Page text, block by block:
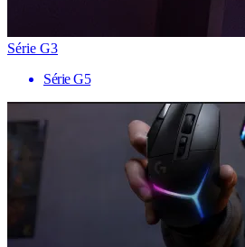
Série G3
Série G5